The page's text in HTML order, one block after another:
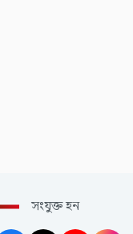
সংযুক্ত হন